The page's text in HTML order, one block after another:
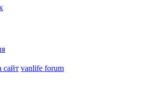
сайт vanlife forum